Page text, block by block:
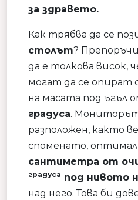
за здравето.
Как трябва да се
столът?
да е толкова висок,
могат да се опират
на масата под ъгъл
градуса.
разположен, както
споменато,
сантиметра от
градуса под нивото
над него. Това би